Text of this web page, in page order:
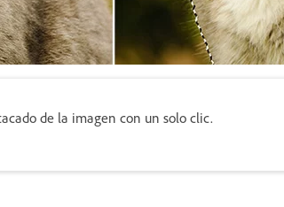
de la imagen con un solo clic.